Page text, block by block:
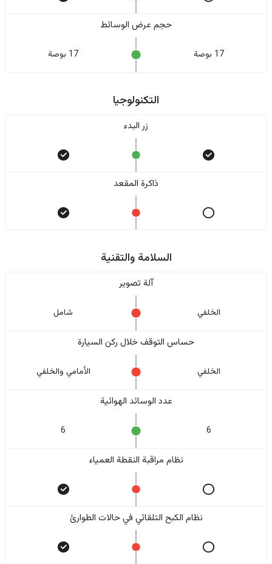
حجم عرض الوسائط
17 بوصة 17 بوصة
التكنولوجيا
زر البدء
ذاكرة المقعد
السلامة والتقنية
آلة تصوير
الخلفي شامل
حساس التوقف خلال ركن السيارة
الخلفي الأمامي والخلفي
عدد الوسائد الهوائية
6
6
نظام مراقبة النقطة العمياء
نظام الكبح التلقائي في حالات الطوارئ